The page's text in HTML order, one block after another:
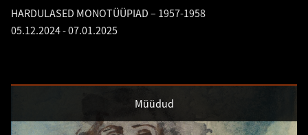
HARDULASED MONOTÜÜPIAD – 1957-1958
05.12.2024-07.01.2025
Müüdud